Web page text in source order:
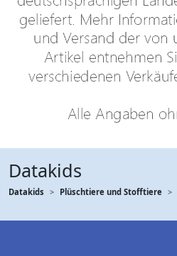
Datakids
Datakids Plüschtiere und Stofftiere